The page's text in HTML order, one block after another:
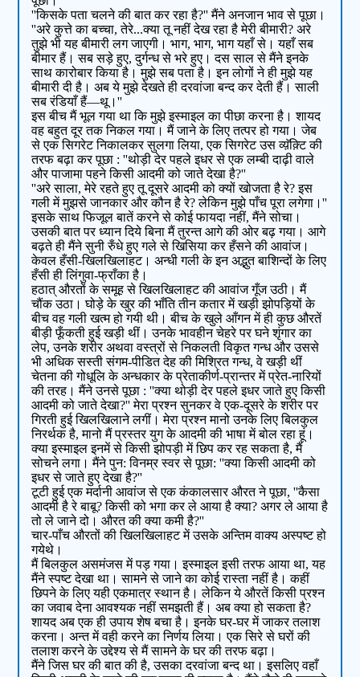
''किसके पता चलने की बात कर रहा है?'' मैंने अनजान भाव से पूछा।
''अरे कुत्ते का बच्चा, तेरे...क्या तू नहीं देख रहा है मेरी बीमारी? अरे
तुझे भी यह बीमारी लग जाएगी। भाग, भाग, भाग यहाँ से। यहाँ सब
बीमार हैं। सब सड़े हुए, दुर्गन्ध से भरे हुए। दस साल से मैंने इनके
साथ कारोबार किया है। मुझे सब पता है। इन लोगों ने ही मुझे यह
बीमारी दी है। अब ये मुझे देखते ही दरवांजा बन्द कर देती हैं। साली
सब रंडियाँ हैं—थू।''
इस बीच मैं भूल गया था कि मुझे इस्माइल का पीछा करना है। शायद
वह बहुत दूर तक निकल गया। मैं जाने के लिए तत्पर हो गया। जेब
से एक सिगरेट निकालकर सुलगा लिया, एक सिगरेट उस व्य़ॅक़्टि की
तरफ बढ़ा कर पूछा : ''थोड़ी देर पहले इधर से एक लम्बी दाढ़ी वाले
और पाजामा पहने किसी आदमी को जाते देखा है?''
''अरे साला, मेरे रहते हुए तू दूसरे आदमी को क्यों खोजता है रे? इस
गली में मुझसे जानकार और कौन है रे? लेकिन मुझे पाँच पूरा लगेगा।''
इसके साथ फिजूल बातें करने से कोई फायदा नहीं, मैंने सोचा।
उसकी बात पर ध्यान दिये बिना मैं तुरन्त आगे की ओर बढ़ गया। आगे
बढ़ते ही मैंने सुनी रुँधे हुए गले से खिसिया कर हँसने की आवांज।
केवल हँसी-खिलखिलाहट। अन्धी गली के इन अद्भुत बाशिन्दों के लिए
हँसी ही लिंगुवा-फ्राँका है।
हठात् औरतों के समूह से खिलखिलाहट की आवांज गूँज उठी। मैं
चौंक उठा। घोड़े के खुर की भाँति तीन कतार में खड़ी झोपड़ियों के
बीच वह गली खत्म हो गयी थी। बीच के खुले आँगन में ही कुछ औरतें
बीड़ी फूँकती हुई खड़ी थीं। उनके भावहीन चेहरे पर घने शृंगार का
लेप, उनके शरीर अथवा वस्त्रों से निकलती विकृत गन्ध और उससे
भी अधिक सस्ती संगम-पीडित देह की मिश्रित गन्ध, वे खड़ी थीं
चेतना की गोधूलि के अन्धकार के प्रेताकीर्ण-प्रान्तर में प्रेत-नारियों
की तरह। मैंने उनसे पूछा : ''क्या थोड़ी देर पहले इधर जाते हुए किसी
आदमी को जाते देखा?'' मेरा प्रश्न सुनकर वे एक-दूसरे के शरीर पर
गिरती हुई खिलखिलाने लगीं। मेरा प्रश्न मानो उनके लिए बिलकुल
निरर्थक है, मानो मैं प्रस्तर युग के आदमी की भाषा में बोल रहा हूं।
क्या इस्माइल इनमें से किसी झोपड़ी में छिप कर रह सकता है, मैं
सोचने लगा। मैंने पुन: विनम्र स्वर से पूछा: ''क्या किसी आदमी को
इधर से जाते हुए देखा है?''
टूटी हुई एक मर्दानी आवांज से एक कंकालसार औरत ने पूछा, ''कैसा
आदमी है रे बाबू? किसी को भगा कर ले आया है क्या? अगर ले आया है
तो ले जाने दो। औरत की क्या कमी है?''
चार-पाँच औरतों की खिलखिलाहट में उसके अन्तिम वाक्य अस्पष्ट हो
गयेथे।
मैं बिलकुल असमंजस में पड़ गया। इस्माइल इसी तरफ आया था, यह
मैंने स्पष्ट देखा था। सामने से जाने का कोई रास्ता नहीं है। कहीं
छिपने के लिए यही एकमात्र स्थान है। लेकिन ये औरतें किसी प्रश्न
का जवाब देना आवश्यक नहीं समझती हैं। अब क्या हो सकता है?
शायद अब एक ही उपाय शेष बचा है। इनके घर-घर में जाकर तलाश
करना। अन्त में वही करने का निर्णय लिया। एक सिरे से घरों की
तलाश करने के उद्देश्य से मैं सामने के घर की तरफ बढ़ा।
मैंने जिस घर की बात की है, उसका दरवांजा बन्द था। इसलिए वहाँ